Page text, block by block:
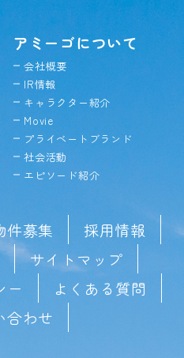
アミーゴについて
会社概要
IR情報
キャラクター紹介
Movie
プライベートブランド
社会活動
エピソード紹介
件募集
採用情報
サイトマップ
ー
よくある質問
合わせ